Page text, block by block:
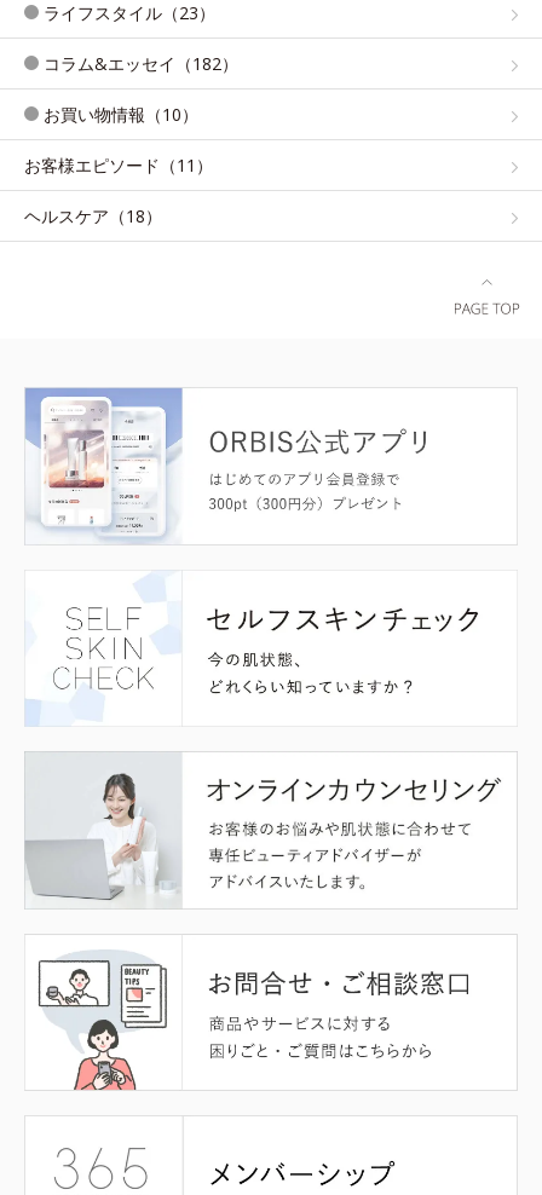
ライフスタイル（23）
コラム&エッセイ（182）
お買い物情報（10）
お客様エピソード（11）
ヘルスケア（18）